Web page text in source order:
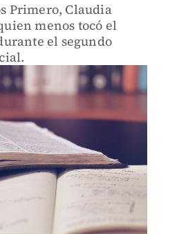
Primero, Claudia
menos tocó el
el segundo